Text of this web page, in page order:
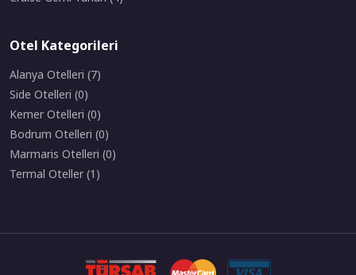
Otel Kategorileri
Alanya Otelleri (7)
Side Otelleri (0)
Kemer Otelleri (0)
Bodrum Otelleri (0)
Marmaris Otelleri (0)
Termal Oteller (1)